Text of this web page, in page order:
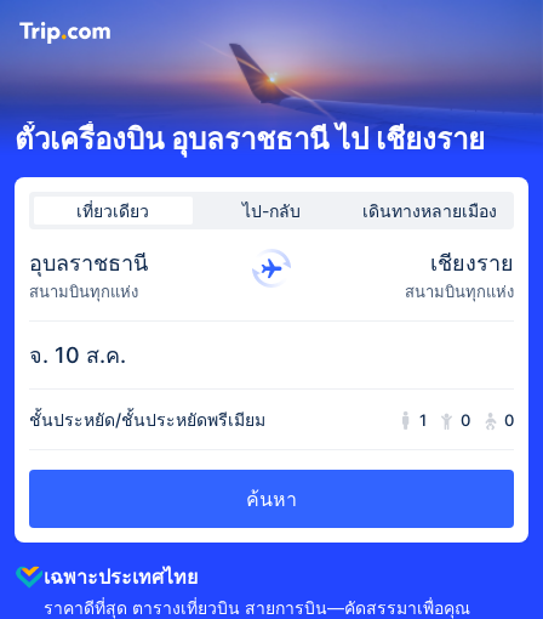
ตั๋วเครื่องบิน อุบลราชธานี ไป เชียงราย
เที่ยวเดียว ไป-กลับ เดินทางหลายเมือง
อุบลราชธานี
สนามบินทุกแห่ง
เชียงราย
สนามบินทุกแห่ง
จ. 10 ส.ค.
ชั้นประหยัด/ชั้นประหยัดพรีเมียม 1 0 0
ค้นหา
เฉพาะประเทศไทย
ราคาดีที่สุด ตารางเที่ยวบิน สายการบิน—คัดสรรมาเพื่อคุณ